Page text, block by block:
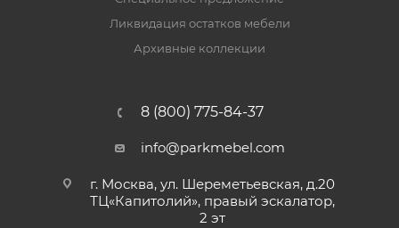
Ликвидация остатков мебели
Архивные коллекции
8 (800) 775-84-37
info@parkmebel.com
г. Москва, ул. Шереметьевская, д.20
ТЦ«Капитолий», правый эскалатор,
2 эт